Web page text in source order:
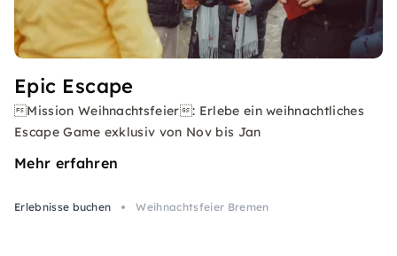
Epic Escape
Mission Weihnachtsfeier: Erlebe ein weihnachtliches
Escape Game exklusiv von Nov bis Jan
Mehr erfahren
Erlebnisse buchen Weihnachtsfeier Bremen